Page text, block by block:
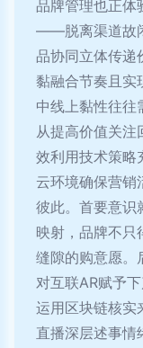
品牌管理也正体
——脱离渠道故
品协同立体传递
黏融合节奏且实
中线上黏性往往
从提高价值关注
效利用技术策略
云环境确保营销
彼此。首要意识
映射，品牌不只
缝隙的购意愿。
对互联AR赋予
运用区块链核实
直播深层述事情